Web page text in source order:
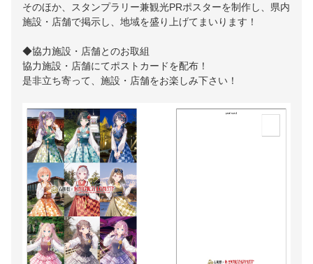
そのほか、スタンプラリー兼観光PRポスターを制作し、県内
施設・店舗で掲示し、地域を盛り上げてまいります！
◆協力施設・店舗とのお取組
協力施設・店舗にてポストカードを配布！
是非立ち寄って、施設・店舗をお楽しみ下さい！